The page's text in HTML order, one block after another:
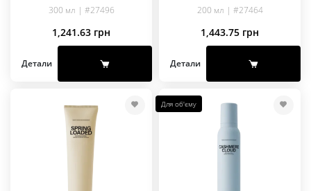
300 мл | #27496
1,241.63 грн
Детали
200 мл | #27464
1,443.75 грн
Детали
Для об'єму